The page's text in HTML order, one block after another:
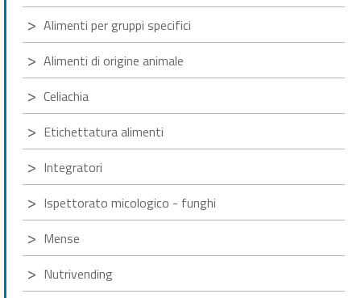
Alimenti per gruppi specifici
Alimenti di origine animale
Celiachia
Etichettatura alimenti
Integratori
Ispettorato micologico - funghi
Mense
Nutrivending